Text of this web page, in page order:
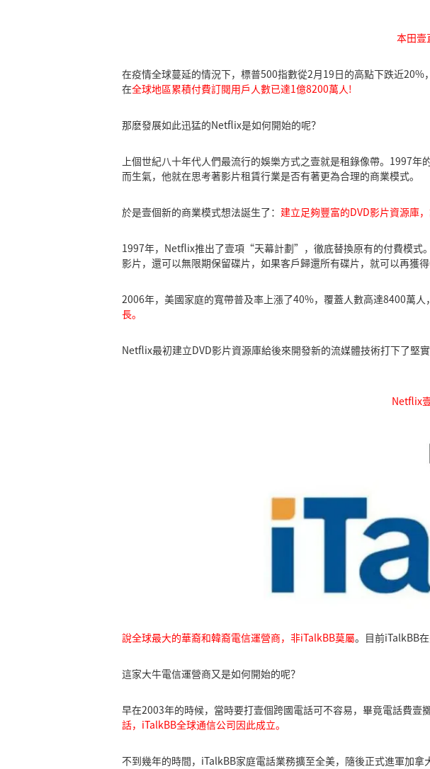
本田壹
在疫情全球蔓延的情況下，標普500指數從2月19日的高點下跌近
在全球地區累積付費訂閱用戶人數已達1億8200萬人!
那麽發展如此迅猛的Netflix是如何開始的呢？
上個世紀八十年代人們最流行的娛樂方式之壹就是租錄像帶。1997
而生氣，他就在思考著影片租賃行業是否有著更為合理的商業模式。
於是壹個新的商業模式想法誕生了： 建立足夠豐富的DVD影片資源庫
1997年，Netflix推出了壹項“天幕計劃”，徹底替換原有的付費模式
影片，還可以無限期保留碟片，如果客戶歸還所有碟片，就可以再獲得
2006年，美國家庭的寬帶普及率上漲了40%，覆蓋人數高達8400萬人
長。
Netflix最初建立DVD影片資源庫給後來開發新的流媒體技術打下了堅實
Netflix
說全球最大的華裔和韓裔電信運營商，非iTalkBB莫屬。目前iTalkBB
這家大牛電信運營商又是如何開始的呢？
早在2003年的時候，當時要打壹個跨國電話可不容易，畢竟電話費壹
話，iTalkBB全球通信公司因此成立。
不到幾年的時間，iTalkBB家庭電話業務擴至全美，隨後正式進軍加拿